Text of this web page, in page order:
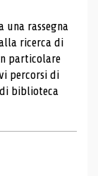
una rassegna
ricerca di
particolare
percorsi di
di biblioteca